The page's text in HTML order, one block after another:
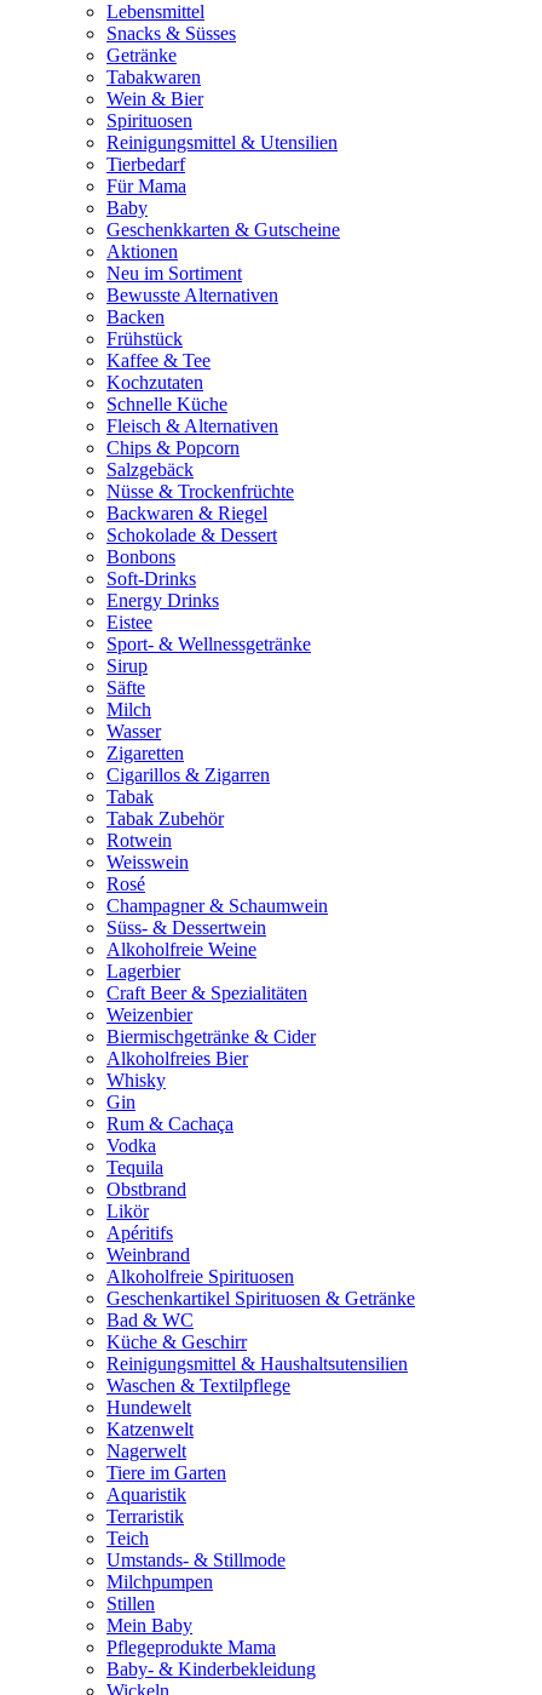
Lebensmittel
Snacks & Süsses
Getränke
Tabakwaren
Wein & Bier
Spirituosen
Reinigungsmittel & Utensilien
Tierbedarf
Für Mama
Baby
Geschenkkarten & Gutscheine
Aktionen
Neu im Sortiment
Bewusste Alternativen
Backen
Frühstück
Kaffee & Tee
Kochzutaten
Schnelle Küche
Fleisch & Alternativen
Chips & Popcorn
Salzgebäck
Nüsse & Trockenfrüchte
Backwaren & Riegel
Schokolade & Dessert
Bonbons
Soft-Drinks
Energy Drinks
Eistee
Sport- & Wellnessgetränke
Sirup
Säfte
Milch
Wasser
Zigaretten
Cigarillos & Zigarren
Tabak
Tabak Zubehör
Rotwein
Weisswein
Rosé
Champagner & Schaumwein
Süss- & Dessertwein
Alkoholfreie Weine
Lagerbier
Craft Beer & Spezialitäten
Weizenbier
Biermischgetränke & Cider
Alkoholfreies Bier
Whisky
Gin
Rum & Cachaça
Vodka
Tequila
Obstbrand
Likör
Apéritifs
Weinbrand
Alkoholfreie Spirituosen
Geschenkartikel Spirituosen & Getränke
Bad & WC
Küche & Geschirr
Reinigungsmittel & Haushaltsutensilien
Waschen & Textilpflege
Hundewelt
Katzenwelt
Nagerwelt
Tiere im Garten
Aquaristik
Terraristik
Teich
Umstands- & Stillmode
Milchpumpen
Stillen
Mein Baby
Pflegeprodukte Mama
Baby- & Kinderbekleidung
Wickeln